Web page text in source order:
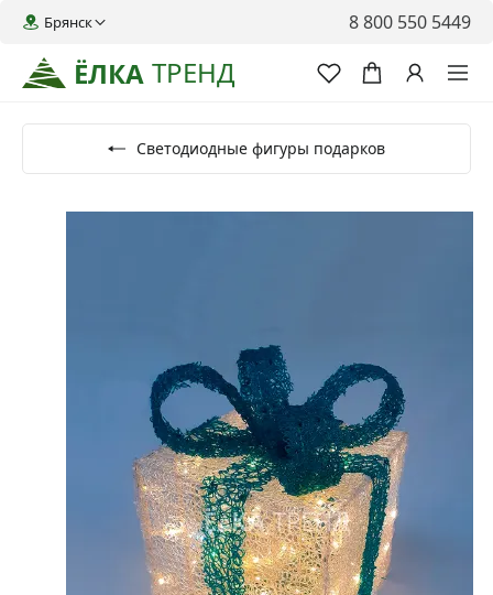
ЁЛКА ТРЕНД
Брянск 8 800 550 5449
Светодиодные фигуры подарков